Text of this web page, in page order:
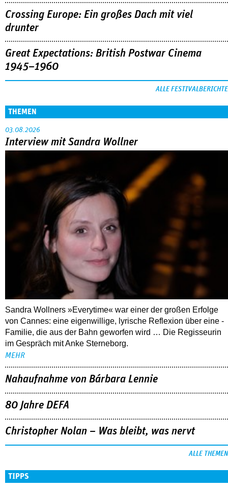
Crossing Europe: Ein großes Dach mit viel
drunter
Great Expectations: British Postwar Cinema
1945–1960
ALLE FESTIVALBERICHTE
THEMEN
03.08.2026
Interview mit Sandra Wollner
Sandra Wollners »Everytime« war einer der großen Erfolge
von Cannes: eine eigenwillige, lyrische Reflexion über eine ­
Familie, die aus der Bahn geworfen wird … Die Regisseurin
im Gespräch mit Anke Sterneborg.
MEHR
Nahaufnahme von Bárbara Lennie
80 Jahre DEFA
Christopher Nolan – Was bleibt, was nervt
ALLE THEMEN
TIPPS